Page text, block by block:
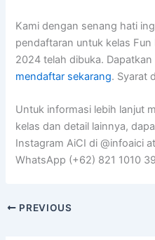
Kami dengan senang hati
pendaftaran untuk kelas
2024 telah dibuka.
mendaftar sekarang. Syarat
Untuk informasi lebih lanjut
kelas dan detail lainnya,
Instagram AiCI di @infoaici
WhatsApp (+62) 821 1010
PREVIOUS